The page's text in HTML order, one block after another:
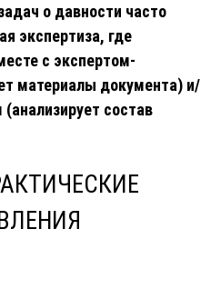
о давности часто
экспертиза, где
с экспертом-
материалы документа) и/
состав